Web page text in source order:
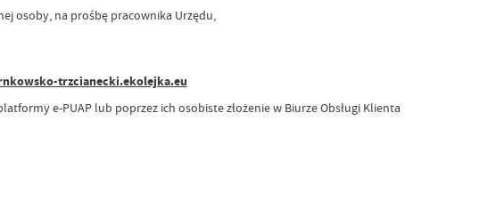
osoby, na prośbę pracownika Urzędu,
trzcianecki.ekolejka.eu
e-PUAP lub poprzez ich osobiste złożenie w Biurze Obsługi Klienta